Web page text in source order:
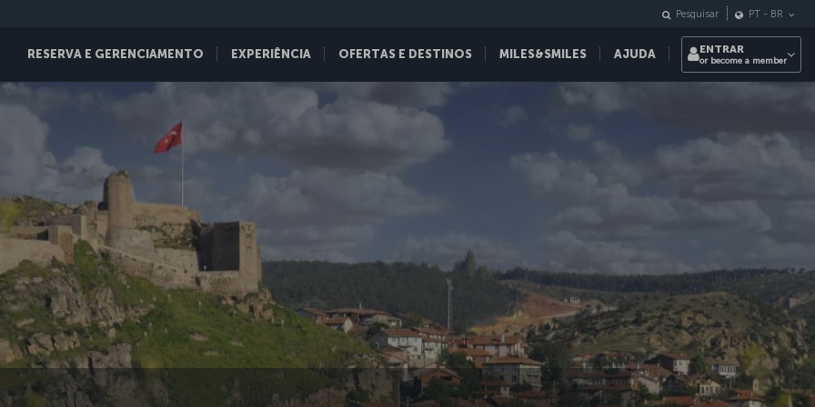
RESERVA E GERENCIAMENTO EXPERIÊNCIA OFERTAS E DESTINOS MILES&SMILES AJUDA
Pesquisar PT - BR
ENTRAR
or become a member